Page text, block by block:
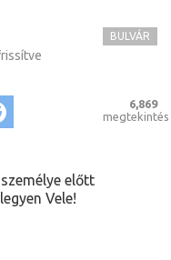
BULVÁR
6,869
megtekintés
előtt
Vele!